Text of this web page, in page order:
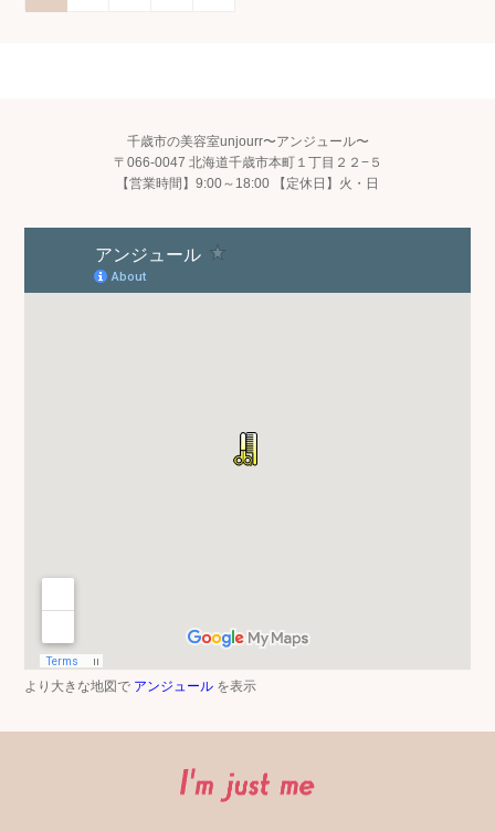
千歳市の美容室unjourr〜アンジュール〜
〒066-0047 北海道千歳市本町１丁目２２−５
【営業時間】9:00～18:00 【定休日】火・日
より大きな地図で アンジュール を表示